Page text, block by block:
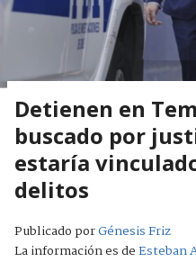
Detienen en
buscado por
estaría
delitos
Publicado porGénesis Friz
La información es deEsteban